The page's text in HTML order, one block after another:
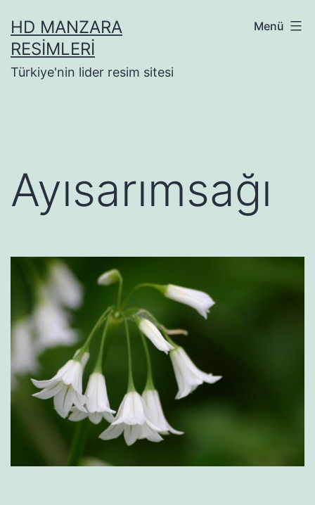
geçHD MANZARA
RESIMLERI
Türkiye'nin lider resim sitesi
Menü
Ayısarımsağı